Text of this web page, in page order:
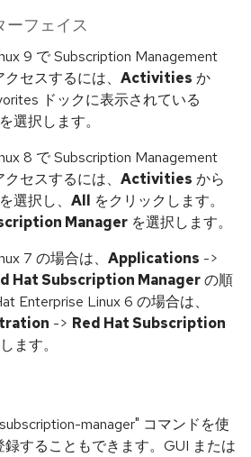
ーフェイス
9 で Subscription Management
セスするには、 Activities か
ドックに表示されている
を選択します。
8 で Subscription Management
セスするには、 Activities から
を選択し、 All をクリックします。
Manager を選択します。
7 の場合は、 Applications ->
Hat Subscription Managerの順
Enterprise Linux 6 の場合は、
-> Red Hat Subscription
ます。
manager" コマンドを使
することもできます。GUI または